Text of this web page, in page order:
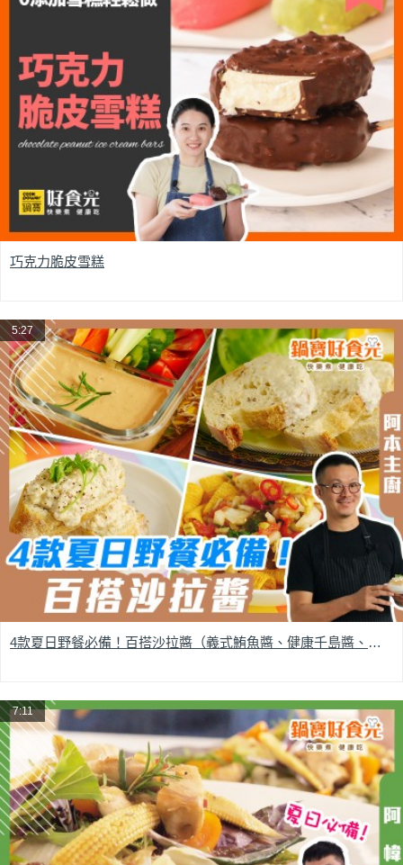
巧克力脆皮雪糕
5:27
4款夏日野餐必備！百搭沙拉醬（義式鮪魚醬、健康千島醬、酪梨莎莎醬、洋蔥蒜頭醬）
7:11